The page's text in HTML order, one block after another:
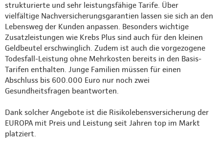
strukturierte und sehr leistungsfähige Tarife. Über
vielfältige Nachversicherungsgarantien lassen sie sich an den
Lebensweg der Kunden anpassen. Besonders wichtige
Zusatzleistungen wie Krebs Plus sind auch für den kleinen
Geldbeutel erschwinglich. Zudem ist auch die vorgezogene
Todesfall-Leistung ohne Mehrkosten bereits in den Basis-
Tarifen enthalten. Junge Familien müssen für einen
Abschluss bis 600.000 Euro nur noch zwei
Gesundheitsfragen beantworten.
Dank solcher Angebote ist die Risikolebensversicherung der
EUROPA mit Preis und Leistung seit Jahren top im Markt
platziert.